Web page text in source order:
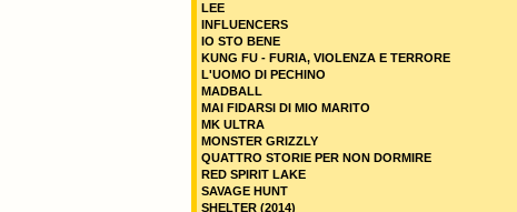
LEE
INFLUENCERS
IO STO BENE
KUNG FU - FURIA, VIOLENZA E TERRORE
L'UOMO DI PECHINO
MADBALL
MAI FIDARSI DI MIO MARITO
MK ULTRA
MONSTER GRIZZLY
QUATTRO STORIE PER NON DORMIRE
RED SPIRIT LAKE
SAVAGE HUNT
SHELTER (2014)